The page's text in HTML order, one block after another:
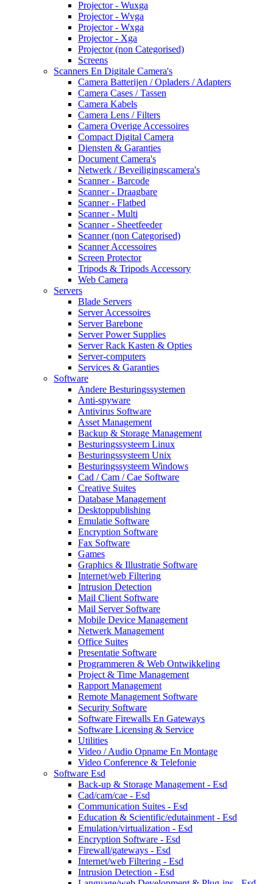
Projector - Wuxga
Projector - Wvga
Projector - Wxga
Projector - Xga
Projector (non Categorised)
Screens
Scanners En Digitale Camera's
Camera Batterijen / Opladers / Adapters
Camera Cases / Tassen
Camera Kabels
Camera Lens / Filters
Camera Overige Accessoires
Compact Digital Camera
Diensten & Garanties
Document Camera's
Netwerk / Beveiligingscamera's
Scanner - Barcode
Scanner - Draagbare
Scanner - Flatbed
Scanner - Multi
Scanner - Sheetfeeder
Scanner (non Categorised)
Scanner Accessoires
Screen Protector
Tripods & Tripods Accessory
Web Camera
Servers
Blade Servers
Server Accessoires
Server Barebone
Server Power Supplies
Server Rack Kasten & Opties
Server-computers
Services & Garanties
Software
Andere Besturingssystemen
Anti-spyware
Antivirus Software
Asset Management
Backup & Storage Management
Besturingssysteem Linux
Besturingssysteem Unix
Besturingssysteem Windows
Cad / Cam / Cae Software
Creative Suites
Database Management
Desktoppublishing
Emulatie Software
Encryption Software
Fax Software
Games
Graphics & Illustratie Software
Internet/web Filtering
Intrusion Detection
Mail Client Software
Mail Server Software
Mobile Device Management
Netwerk Management
Office Suites
Presentatie Software
Programmeren & Web Ontwikkeling
Project & Time Management
Rapport Management
Remote Management Software
Security Software
Software Firewalls En Gateways
Software Licensing & Service
Utilities
Video / Audio Opname En Montage
Video Conference & Telefonie
Software Esd
Back-up & Storage Management - Esd
Cad/cam/cae - Esd
Communication Suites - Esd
Education & Scientific/edutainment - Esd
Emulation/virtualization - Esd
Encryption Software - Esd
Firewall/gateways - Esd
Internet/web Filtering - Esd
Intrusion Detection - Esd